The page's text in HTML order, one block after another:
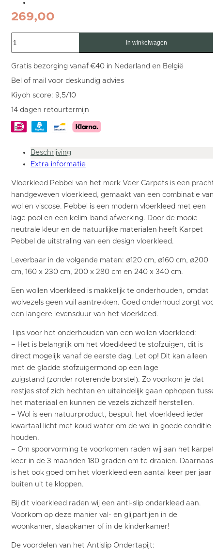
269,00
Pebbel
Rond
cm
In winkelwagen
Gratis bezorging vanaf €40 in Nederland en België
Bel of mail voor deskundig advies
Kiyoh score: 9,5/10
14 dagen retourtermijn
Beschrijving
Extra informatie
Vloerkleed Pebbel van het merk Veer Carpets is een
handgeweven vloerkleed, gemaakt van een combinatie van
wol en viscose. Pebbel is een modern vloerkleed met een
lage pool en een kelim-band afwerking. Door de mooie
neutrale kleur en de natuurlijke materialen heeft Karpet
Pebbel de uitstraling van een design vloerkleed.
Leverbaar in de volgende maten: ø120 cm, ø160 cm, ø200
cm, 160 x 230 cm, 200 x 280 cm en 240 x 340 cm.
Een wollen vloerkleed is makkelijk te onderhouden, omdat
wolvezels geen vuil aantrekken. Goed onderhoud zorgt voor
een langere levensduur van het vloerkleed.
Tips voor het onderhouden van een wollen vloerkleed:
– Het is belangrijk om het vloedkleed te stofzuigen, dit is
direct mogelijk vanaf de eerste dag. Let op! Dit kan alleen
met de gladde stofzuigermond op een lage
zuigstand (zonder roterende borstel). Zo voorkom je dat
restjes stof zich hechten en uiteindelijk gaan ophopen
het materiaal en kunnen de vezels zichzelf herstellen.
– Wol is een natuurproduct, bespuit het vloerkleed ieder
kwartaal licht met koud water om de wol in goede conditie
houden.
– Om spoorvorming te voorkomen raden wij aan het karpet
keer in de 3 maanden 180 graden om te draaien. Daarnaast
is het ook goed om het vloerkleed een aantal keer per jaar
buiten uit te kloppen.
Bij dit vloerkleed raden wij een anti-slip onderkleed aan.
Voorkom op deze manier val- en glijpartijen in de
woonkamer, slaapkamer of in de kinderkamer!
De voordelen van het Antislip Ondertapijt: